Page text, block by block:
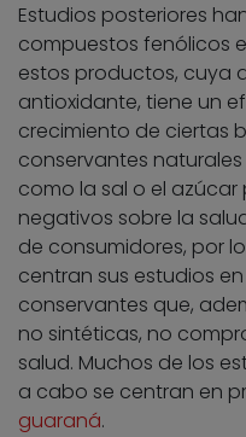
Estudios posteriores
compuestos fenólicos
estos productos, cuya
antioxidante, tiene un
crecimiento de ciertas
conservantes
como la sal o el
negativos sobre la
de consumidores, por
centran sus estudios
conservantes que,
no sintéticas, no
salud. Muchos de los
a cabo se centran en
guaraná.